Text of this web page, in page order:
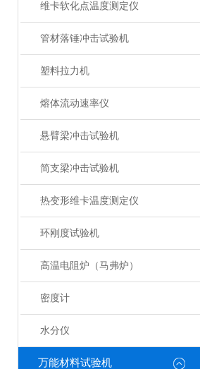
维卡软化点温度测定仪
管材落锤冲击试验机
塑料拉力机
熔体流动速率仪
悬臂梁冲击试验机
简支梁冲击试验机
热变形维卡温度测定仪
环刚度试验机
高温电阻炉（马弗炉）
密度计
水分仪
万能材料试验机